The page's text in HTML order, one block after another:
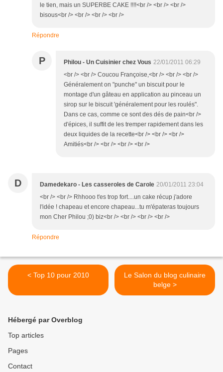
le tien, mais un SUPERBE CAKE !!!!<br /> <br /> <br />
bisous<br /> <br /> <br /> <br />
Répondre
P Philou - Un Cuisinier chez Vous 22/01/2011 06:29
<br /> <br /> Coucou Françoise,<br /> <br /> <br />
Généralement on "punche" un biscuit pour le
montage d'un gâteau en application au pinceau un
sirop sur le biscuit 'généralement pour les roulés".
Dans ce cas, comme ce sont des dés de pain<br />
d'épices, il suffit de les tremper rapidement dans les
deux liquides de la recette<br /> <br /> <br />
Amitiés<br /> <br /> <br /> <br />
D Damedekaro - Les casseroles de Carole 20/01/2011 23:04
<br /> <br /> Rhhooo t'es trop fort....un cake récup j'adore
l'idée ! chapeau et encore chapeau...tu m'épateras toujours
mon Cher Philou ;0) biz<br /> <br /> <br /> <br />
Répondre
< Top 10 pour 2010
Le Salon du blog culinaire
belge >
Hébergé par Overblog
Top articles
Pages
Contact